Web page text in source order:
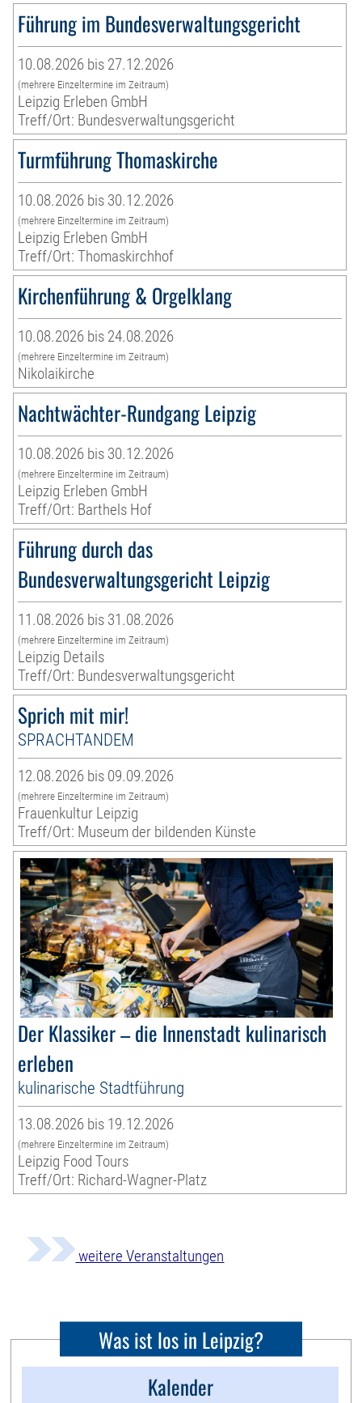
Führung im Bundesverwaltungsgericht
10.08.2026 bis 27.12.2026
(mehrere Einzeltermine im Zeitraum)
Leipzig Erleben GmbH
Treff/Ort: Bundesverwaltungsgericht
Turmführung Thomaskirche
10.08.2026 bis 30.12.2026
(mehrere Einzeltermine im Zeitraum)
Leipzig Erleben GmbH
Treff/Ort: Thomaskirchhof
Kirchenführung & Orgelklang
10.08.2026 bis 24.08.2026
(mehrere Einzeltermine im Zeitraum)
Nikolaikirche
Nachtwächter-Rundgang Leipzig
10.08.2026 bis 30.12.2026
(mehrere Einzeltermine im Zeitraum)
Leipzig Erleben GmbH
Treff/Ort: Barthels Hof
Führung durch das
Bundesverwaltungsgericht Leipzig
11.08.2026 bis 31.08.2026
(mehrere Einzeltermine im Zeitraum)
Leipzig Details
Treff/Ort: Bundesverwaltungsgericht
Sprich mit mir!
SPRACHTANDEM
12.08.2026 bis 09.09.2026
(mehrere Einzeltermine im Zeitraum)
Frauenkultur Leipzig
Treff/Ort: Museum der bildenden Künste
Der Klassiker – die Innenstadt kulinarisch
erleben
kulinarische Stadtführung
13.08.2026 bis 19.12.2026
(mehrere Einzeltermine im Zeitraum)
Leipzig Food Tours
Treff/Ort: Richard-Wagner-Platz
weitere Veranstaltungen
Was ist los in Leipzig?
Kalender